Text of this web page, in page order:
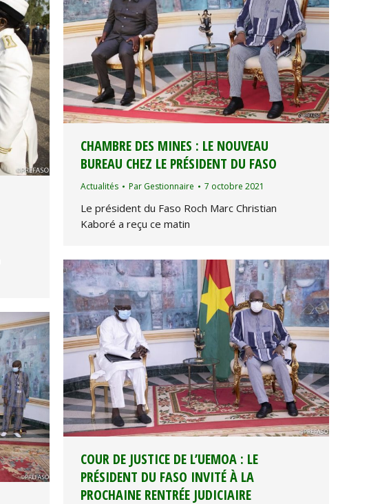
CHAMBRE DES MINES : LE NOUVEAU
BUREAU CHEZ LE PRÉSIDENT DU FASO
Actualités Par Gestionnaire 7 octobre 2021
Le président du Faso Roch Marc Christian
Kaboré a reçu ce matin
COUR DE JUSTICE DE L’UEMOA : LE
PRÉSIDENT DU FASO INVITÉ À LA
PROCHAINE RENTRÉE JUDICIAIRE